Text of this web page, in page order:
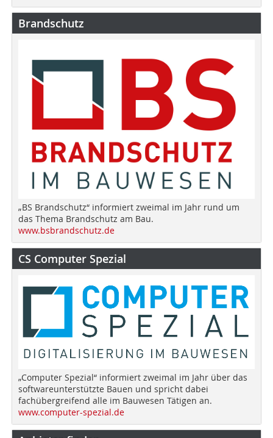
Brandschutz
„BS Brandschutz“ informiert zweimal im Jahr rund um
das Thema Brandschutz am Bau.
www.bsbrandschutz.de
CS Computer Spezial
„Computer Spezial“ informiert zweimal im Jahr über das
softwareunterstützte Bauen und spricht dabei
fachübergreifend alle im Bauwesen Tätigen an.
www.computer-spezial.de